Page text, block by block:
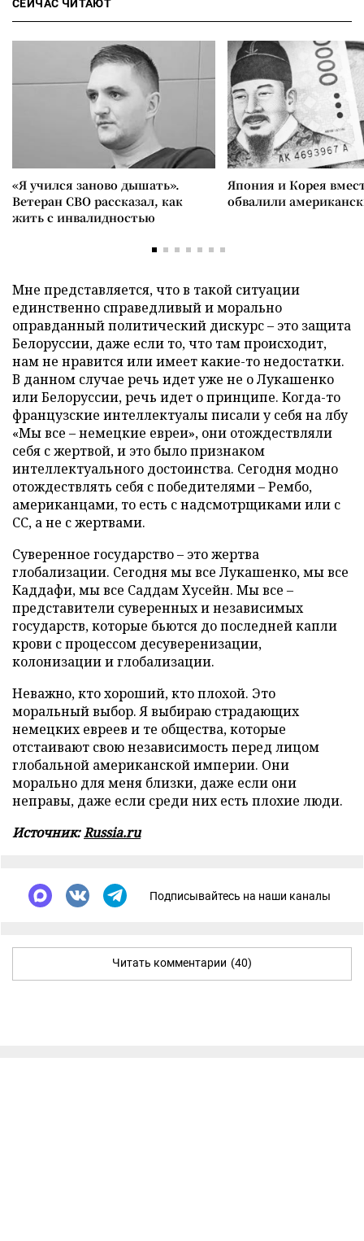
СЕЙЧАС ЧИТАЮТ
«Я учился заново дышать».
Ветеран СВО рассказал, как
жить с инвалидностью
Япония и Корея
обвалили
Мне представляется, что в такой ситуации
единственно справедливый и морально
оправданный политический дискурс – это защита
Белоруссии, даже если то, что там происходит,
нам не нравится или имеет какие-то недостатки.
В данном случае речь идет уже не о Лукашенко
или Белоруссии, речь идет о принципе. Когда-то
французские интеллектуалы писали у себя на лбу
«Мы все – немецкие евреи», они отождествляли
себя с жертвой, и это было признаком
интеллектуального достоинства. Сегодня модно
отождествлять себя с победителями – Рембо,
американцами, то есть с надсмотрщиками или с
СС, а не с жертвами.
Суверенное государство – это жертва
глобализации. Сегодня мы все Лукашенко, мы все
Каддафи, мы все Саддам Хусейн. Мы все –
представители суверенных и независимых
государств, которые бьются до последней капли
крови с процессом десуверенизации,
колонизации и глобализации.
Неважно, кто хороший, кто плохой. Это
моральный выбор. Я выбираю страдающих
немецких евреев и те общества, которые
отстаивают свою независимость перед лицом
глобальной американской империи. Они
морально для меня близки, даже если они
неправы, даже если среди них есть плохие люди.
Источник:Russia.ru
Подписывайтесь на наши каналы
Читать комментарии (40)